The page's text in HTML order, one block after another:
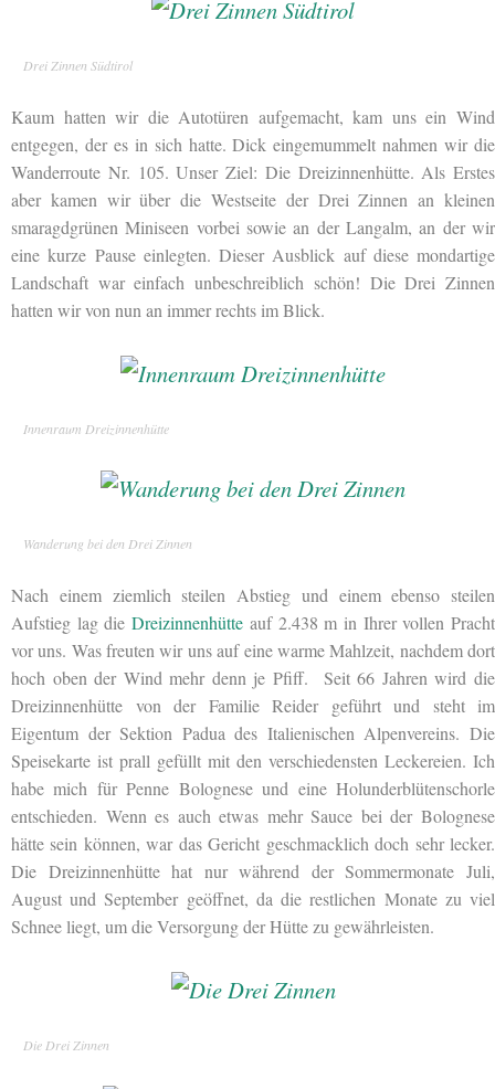
Drei Zinnen Südtirol
Kaum hatten wir die Autotüren aufgemacht, kam uns ein Wind
entgegen, der es in sich hatte. Dick eingemummelt nahmen wir die
Wanderroute Nr. 105. Unser Ziel: Die Dreizinnenhütte. Als Erstes
aber kamen wir über die Westseite der Drei Zinnen an kleinen
smaragdgrünen Miniseen vorbei sowie an der Langalm, an der wir
eine kurze Pause einlegten. Dieser Ausblick auf diese mondartige
Landschaft war einfach unbeschreiblich schön! Die Drei Zinnen
hatten wir von nun an immer rechts im Blick.
Innenraum Dreizinnenhütte
Wanderung bei den Drei Zinnen
Nach einem ziemlich steilen Abstieg und einem ebenso steilen
Aufstieg lag dieDreizinnenhütte auf 2.438 m in Ihrer vollen Pracht
vor uns. Was freuten wir uns auf eine warme Mahlzeit, nachdem dort
hoch oben der Wind mehr denn je Pfiff. Seit 66 Jahren wird die
Dreizinnenhütte von der Familie Reider geführt und steht im
Eigentum der Sektion Padua des Italienischen Alpenvereins. Die
Speisekarte ist prall gefüllt mit den verschiedensten Leckereien. Ich
habe mich für Penne Bolognese und eine Holunderblütenschorle
entschieden. Wenn es auch etwas mehr Sauce bei der Bolognese
hätte sein können, war das Gericht geschmacklich doch sehr lecker.
Die Dreizinnenhütte hat nur während der Sommermonate Juli,
August und September geöffnet, da die restlichen Monate zu viel
Schnee liegt, um die Versorgung der Hütte zu gewährleisten.
Die Drei Zinnen